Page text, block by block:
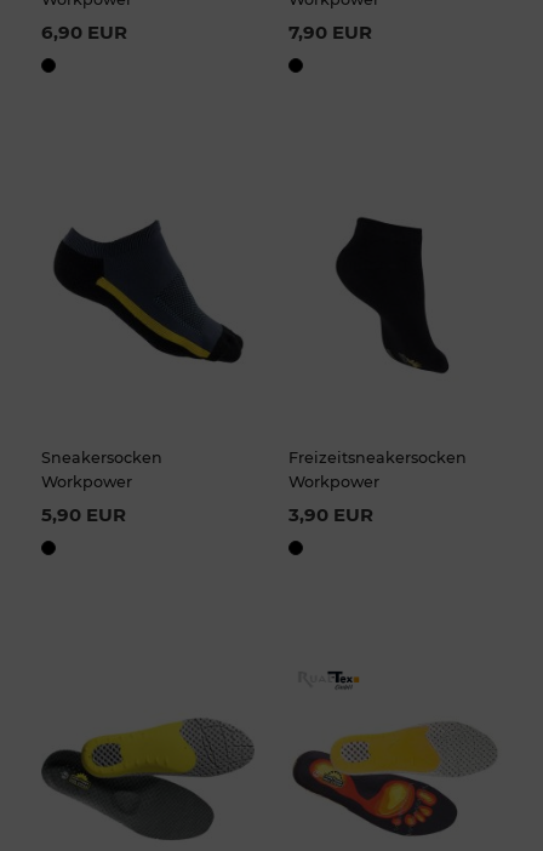
6,90 EUR 7,90 EUR
Sneakersocken
Workpower
5,90 EUR
Freizeitsneakersocken
Workpower
3,90 EUR